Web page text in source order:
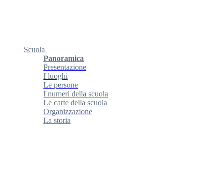
Scuola
Panoramica
Presentazione
I luoghi
Le persone
I numeri della scuola
Le carte della scuola
Organizzazione
La storia